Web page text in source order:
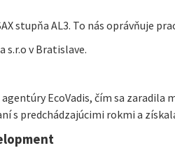
stupňa AL3. To nás oprávňuje
v Bratislave.
EcoVadis, čím sa
s predchádzajúcimi rokmi a